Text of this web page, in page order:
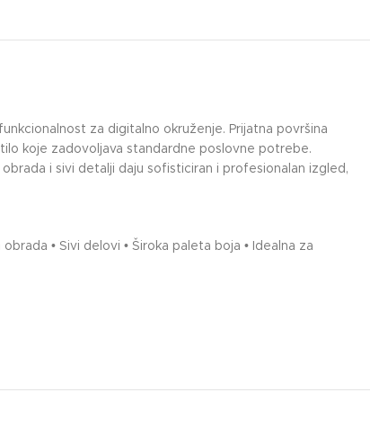
za digitalno okruženje. Prijatna površina
koje zadovoljava standardne poslovne potrebe.
i sivi detalji daju sofisticiran i profesionalan izgled,
• Sivi delovi • Široka paleta boja • Idealna za